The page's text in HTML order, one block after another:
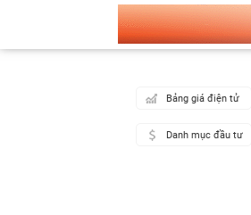
Bảng giá điện tử
Danh mục đầu tư